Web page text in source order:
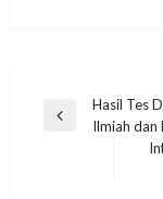
Post
navigation
Previous
Hasil Tes
Ilmiah dan